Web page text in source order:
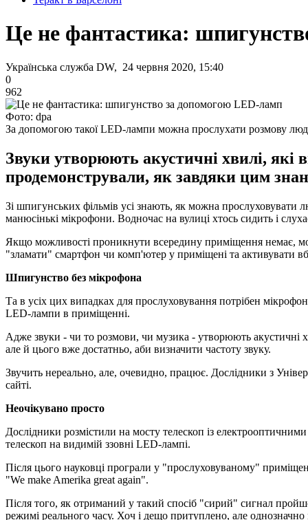
Це не фантастика:
Українська служба DW, 24 червня 2020, 15:40
0
962
Фото: dpa
За допомогою такої LED-лампи можна прослухати розмову
Звуки утворюють акустичні хвилі, які
продемонстрували, як завдяки цим
Зі шпигунських фільмів усі знають, як можна прослуховувати
манюсінькі мікрофони. Водночас на вулиці хтось сидить і
Якщо можливості проникнути всередину приміщення немає,
"зламати" смартфон чи комп'ютер у приміщені та активувати
Шпигунство без мікрофона
Та в усіх цих випадках для прослуховування потрібен
LED-лампи в приміщенні.
Адже звуки - чи то розмови, чи музика - утворюють акустичні
але й цього вже достатньо, аби визначити частоту звуку.
Звучить нереально, але, очевидно, працює. Дослідники з
сайті.
Неочікувано просто
Дослідники розмістили на мосту телескоп із
телескоп на видимій ззовні LED-лампі.
Після цього науковці програли у "прослуховуваному"
"We make Amerika great again".
Після того, як отриманий у такий спосіб "сирий" сигнал
режимі реального часу. Хоч і дещо притуплено, але однозначно